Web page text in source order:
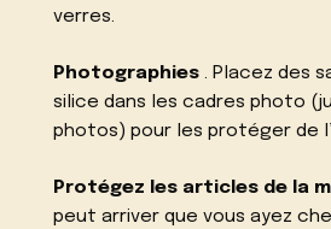
verres.
Photographies . Placez des
silice dans les cadres photo
photos) pour les protéger de
Protégez les articles de la
peut arriver que vous ayez